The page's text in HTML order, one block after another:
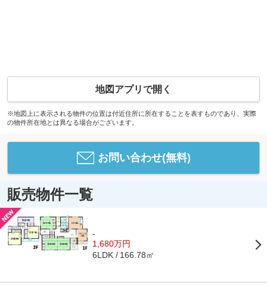
地図アプリで開く
※地図上に表示される物件の位置は付近住所に所在することを表すものであり、実際
の物件所在地とは異なる場合がございます。
お問い合わせ(無料)
販売物件一覧
-
1,680万円
6LDK 166.78㎡